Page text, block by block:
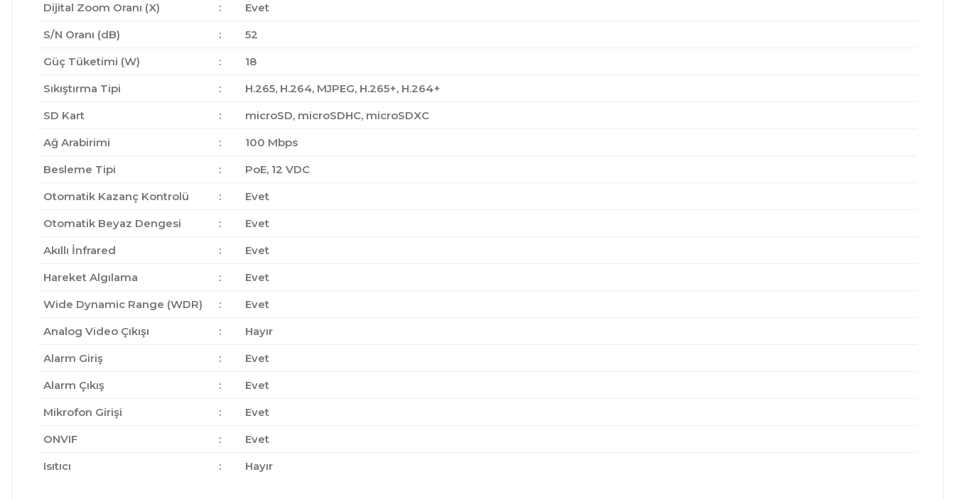
Dijital Zoom Oranı (X)
:
Evet
S/N Oranı (dB)
:
52
Güç Tüketimi (W)
:
18
Sıkıştırma Tipi
:
H.265, H.264, MJPEG, H.265+, H.264+
SD Kart
:
microSD, microSDHC, microSDXC
Ağ Arabirimi
:
100 Mbps
Besleme Tipi
:
PoE, 12 VDC
Otomatik Kazanç Kontrolü
:
Evet
Otomatik Beyaz Dengesi
:
Evet
Akıllı İnfrared
:
Evet
Hareket Algılama
:
Evet
Wide Dynamic Range (WDR)
:
Evet
Analog Video Çıkışı
:
Hayır
Alarm Giriş
:
Evet
Alarm Çıkış
:
Evet
Mikrofon Girişi
:
Evet
ONVIF
:
Evet
Isıtıcı
: Hayır